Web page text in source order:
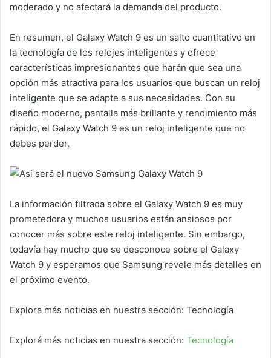
moderado y no afectará la demanda del producto.
En resumen, el Galaxy Watch 9 es un salto cuantitativo en
la tecnología de los relojes inteligentes y ofrece
características impresionantes que harán que sea una
opción más atractiva para los usuarios que buscan un reloj
inteligente que se adapte a sus necesidades. Con su
diseño moderno, pantalla más brillante y rendimiento más
rápido, el Galaxy Watch 9 es un reloj inteligente que no
debes perder.
La información filtrada sobre el Galaxy Watch 9 es muy
prometedora y muchos usuarios están ansiosos por
conocer más sobre este reloj inteligente. Sin embargo,
todavía hay mucho que se desconoce sobre el Galaxy
Watch 9 y esperamos que Samsung revele más detalles en
el próximo evento.
Explora más noticias en nuestra sección: Tecnología
Explorá más noticias en nuestra sección: Tecnología